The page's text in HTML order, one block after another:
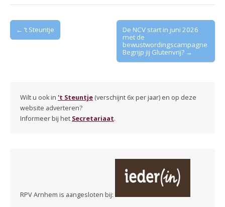
Post
navigation
← ’t Steuntje
De NCV start in juni 2026
met de
bewustwordingscampagne
Begrijp jij Glutenvrij? →
Wilt u ook in 't Steuntje (verschijnt 6x per jaar) en op deze
website adverteren?
Informeer bij het Secretariaat.
RPV Arnhem is aangesloten bij: